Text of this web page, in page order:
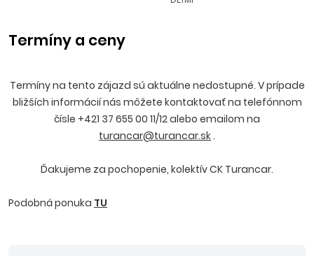
Termíny a ceny
Termíny na tento zájazd sú aktuálne nedostupné. V prípade
bližších informácií nás môžete kontaktovať na telefónnom
čísle +421 37 655 00 11/12 alebo emailom na
turancar@turancar.sk.
Ďakujeme za pochopenie, kolektív CK Turancar.
Podobná ponuka TU